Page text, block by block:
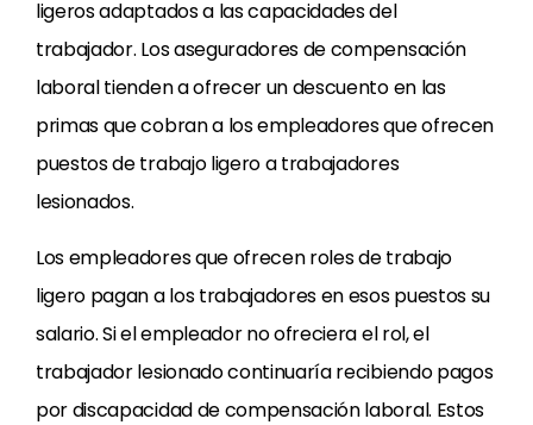
ligeros adaptados a las capacidades del
trabajador. Los aseguradores de compensación
laboral tienden a ofrecer un descuento en las
primas que cobran a los empleadores que ofrecen
puestos de trabajo ligero a trabajadores
lesionados.
Los empleadores que ofrecen roles de trabajo
ligero pagan a los trabajadores en esos puestos su
salario. Si el empleador no ofreciera el rol, el
trabajador lesionado continuaría recibiendo pagos
por discapacidad de compensación laboral. Estos